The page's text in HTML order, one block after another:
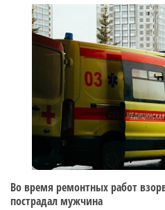
Во время ремонтных работ
пострадал мужчина